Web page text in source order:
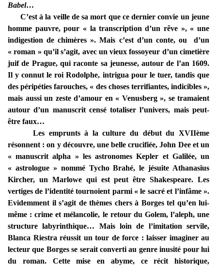
Babel…
C’est à la veille de sa mort que ce dernier convie un jeune
homme pauvre, pour « la transcription d’un rêve », « une
indigestion de chimères ». Mais c’est d’un conte, ou d’un
« roman » qu’il s’agit, avec un vieux fossoyeur d’un cimetière
juif de Prague, qui raconte sa jeunesse, autour de l’an 1609.
Il y connut le roi Rodolphe, intrigua pour le tuer, tandis que
des péripéties farouches, « des choses terrifiantes, indicibles »,
mais aussi un zeste d’amour en « Venusberg », se tramaient
autour d’un manuscrit censé totaliser l’univers, mais peut-
être faux…
Les emprunts à la culture du début du XVIIème
résonnent : on y découvre, une belle crucifiée, John Dee et un
« manuscrit alpha » les astronomes Kepler et Galilée, un
« astrologue » nommé Tycho Brahé, le jésuite Athanasius
Kircher, un Marlowe qui est peut être Shakespeare. Les
vertiges de l’identité tournoient parmi « le sacré et l’infâme ».
Evidemment il s’agit de thèmes chers à Borges tel qu’en lui-
même : crime et mélancolie, le retour du Golem, l’aleph, une
structure labyrinthique… Mais loin de l’imitation servile,
Blanca Riestra réussit un tour de force : laisser imaginer au
lecteur que Borges se serait converti au genre inusité pour lui
du roman. Cette mise en abyme, ce récit historique,